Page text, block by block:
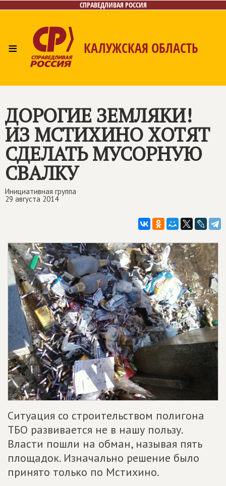
СПРАВЕДЛИВАЯ РОССИЯ
≡ КАЛУЖСКАЯ ОБЛАСТЬ
Контакты
ДОРОГИЕ ЗЕМЛЯКИ!
ИЗ МСТИХИНО ХОТЯТ
СДЕЛАТЬ МУСОРНУЮ
СВАЛКУ
Инициативная группа
29 августа 2014
Ситуация со строительством полигона
ТБО развивается не в нашу пользу.
Власти пошли на обман, называя пять
площадок. Изначально решение было
принято только по Мстихино.